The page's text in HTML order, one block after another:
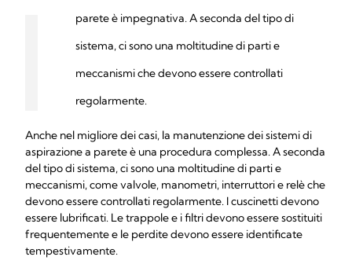
parete è impegnativa. A seconda del tipo di
sistema, ci sono una moltitudine di parti e
meccanismi che devono essere controllati
regolarmente.
Anche nel migliore dei casi, la manutenzione dei sistemi di
aspirazione a parete è una procedura complessa. A seconda
del tipo di sistema, ci sono una moltitudine di parti e
meccanismi, come valvole, manometri, interruttori e relè che
devono essere controllati regolarmente. I cuscinetti devono
essere lubrificati. Le trappole e i filtri devono essere sostituiti
frequentemente e le perdite devono essere identificate
tempestivamente.